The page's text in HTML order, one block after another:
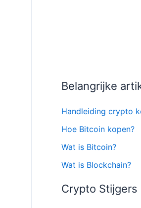
Belangrijke
Handleiding crypto
Hoe Bitcoin kopen?
Wat is Bitcoin?
Wat is Blockchain?
Crypto Stijgers